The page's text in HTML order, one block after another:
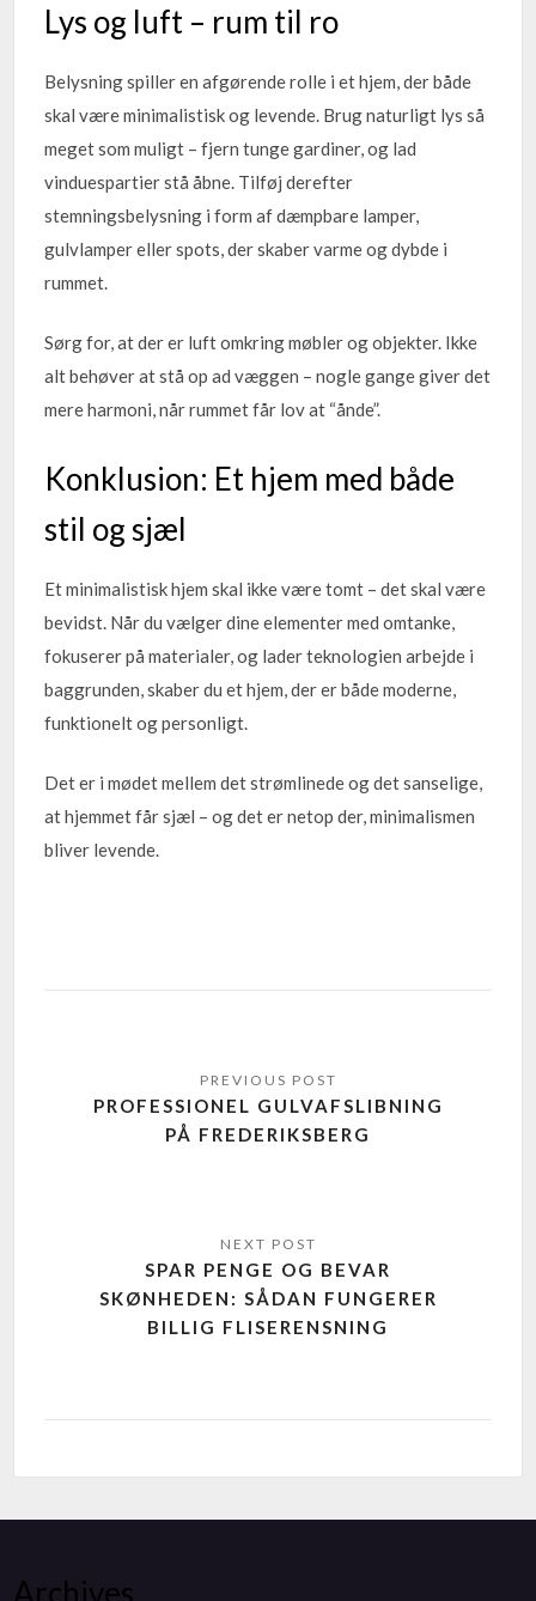
Lys og luft – rum til ro
Belysning spiller en afgørende rolle i et hjem, der både
skal være minimalistisk og levende. Brug naturligt lys så
meget som muligt – fjern tunge gardiner, og lad
vinduespartier stå åbne. Tilføj derefter
stemningsbelysning i form af dæmpbare lamper,
gulvlamper eller spots, der skaber varme og dybde i
rummet.
Sørg for, at der er luft omkring møbler og objekter. Ikke
alt behøver at stå op ad væggen – nogle gange giver det
mere harmoni, når rummet får lov at “ånde”.
Konklusion: Et hjem med både
stil og sjæl
Et minimalistisk hjem skal ikke være tomt – det skal være
bevidst. Når du vælger dine elementer med omtanke,
fokuserer på materialer, og lader teknologien arbejde i
baggrunden, skaber du et hjem, der er både moderne,
funktionelt og personligt.
Det er i mødet mellem det strømlinede og det sanselige,
at hjemmet får sjæl – og det er netop der, minimalismen
bliver levende.
PROFESSIONEL GULVAFSLIBNING
PÅ FREDERIKSBERG
SPAR PENGE OG BEVAR
SKØNHEDEN: SÅDAN FUNGERER
BILLIG FLISERENSNING
Archives